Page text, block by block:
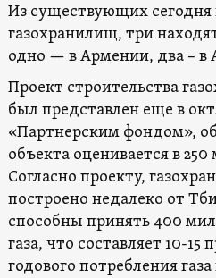
Из существующих сегодня
газохранилищ, три
одно — в Армении, два – в
Проект строительства
был представлен еще в
«Партнерским фондом»,
объекта оценивается в
Согласно проекту,
построено недалеко от
способны принять 400
газа, что составляет 10-15
годового потребления